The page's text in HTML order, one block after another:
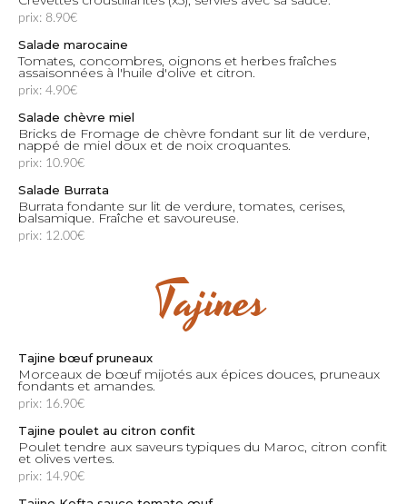
prix: 8.90€
Salade marocaine
Tomates, concombres, oignons et herbes fraîches
assaisonnées à l'huile d'olive et citron.
prix: 4.90€
Salade chèvre miel
Bricks de Fromage de chèvre fondant sur lit de verdure,
nappé de miel doux et de noix croquantes.
prix: 10.90€
Salade Burrata
Burrata fondante sur lit de verdure, tomates, cerises,
balsamique. Fraîche et savoureuse.
prix: 12.00€
Tajines
Tajine bœuf pruneaux
Morceaux de bœuf mijotés aux épices douces, pruneaux
fondants et amandes.
prix: 16.90€
Tajine poulet au citron confit
Poulet tendre aux saveurs typiques du Maroc, citron confit
et olives vertes.
prix: 14.90€